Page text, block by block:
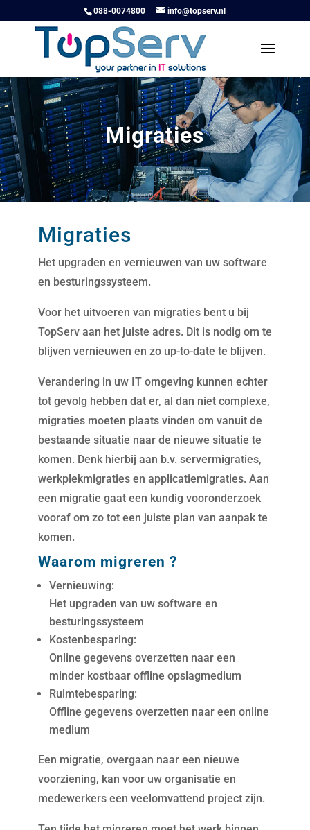
088-0074800 info@topserv.nl
Migraties
Migraties
Het upgraden en vernieuwen van uw software
en besturingssysteem.
Voor het uitvoeren van migraties bent u bij
TopServ aan het juiste adres. Dit is nodig om te
blijven vernieuwen en zo up-to-date te blijven.
Verandering in uw IT omgeving kunnen echter
tot gevolg hebben dat er, al dan niet complexe,
migraties moeten plaats vinden om vanuit de
bestaande situatie naar de nieuwe situatie te
komen. Denk hierbij aan b.v. servermigraties,
werkplekmigraties en applicatiemigraties. Aan
een migratie gaat een kundig vooronderzoek
vooraf om zo tot een juiste plan van aanpak te
komen.
Waarom migreren ?
Vernieuwing:
Het upgraden van uw software en
besturingssysteem
Kostenbesparing:
Online gegevens overzetten naar een
minder kostbaar offline opslagmedium
Ruimtebesparing:
Offline gegevens overzetten naar een online
medium
Een migratie, overgaan naar een nieuwe
voorziening, kan voor uw organisatie en
medewerkers een veelomvattend project zijn.